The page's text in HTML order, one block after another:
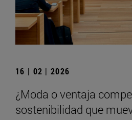
16 | 02 | 2026
¿Moda o ventaja
sostenibilidad que